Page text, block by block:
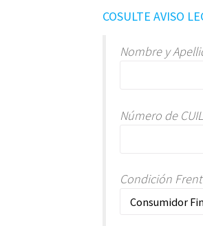
COSULTE AVISO
Nombre y
Número de
Condición